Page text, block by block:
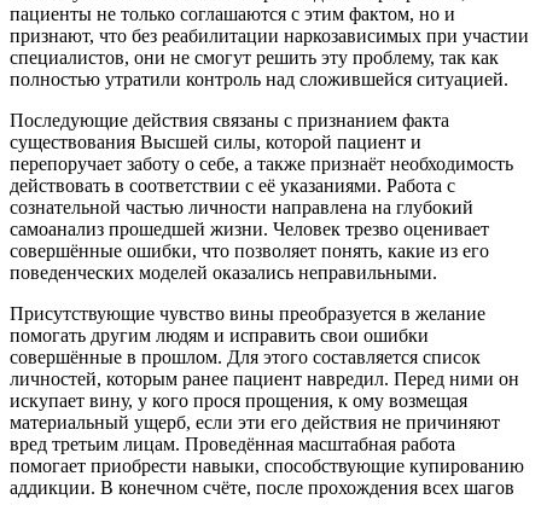
пациенты не только соглашаются с этим фактом, но и
признают, что без реабилитации наркозависимых при участии
специалистов, они не смогут решить эту проблему, так как
полностью утратили контроль над сложившейся ситуацией.
Последующие действия связаны с признанием факта
существования Высшей силы, которой пациент и
перепоручает заботу о себе, а также признаёт необходимость
действовать в соответствии с её указаниями. Работа с
сознательной частью личности направлена на глубокий
самоанализ прошедшей жизни. Человек трезво оценивает
совершённые ошибки, что позволяет понять, какие из его
поведенческих моделей оказались неправильными.
Присутствующие чувство вины преобразуется в желание
помогать другим людям и исправить свои ошибки
совершённые в прошлом. Для этого составляется список
личностей, которым ранее пациент навредил. Перед ними он
искупает вину, у кого прося прощения, к ому возмещая
материальный ущерб, если эти его действия не причиняют
вред третьим лицам. Проведённая масштабная работа
помогает приобрести навыки, способствующие купированию
аддикции. В конечном счёте, после прохождения всех шагов